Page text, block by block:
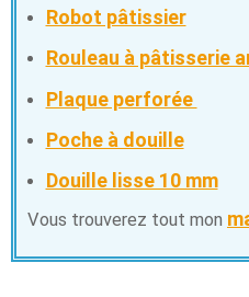
Robot pâtissier
Rouleau à pâtisserie
Plaque perforée
Poche à douille
Douille lisse 10 mm
Vous trouverez tout mon